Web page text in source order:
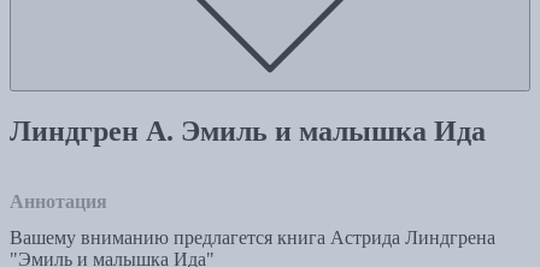
Линдгрен А. Эмиль и малышка Ида
Аннотация
Вашему вниманию предлагется книга Астрида Линдгрена
"Эмиль и малышка Ида"